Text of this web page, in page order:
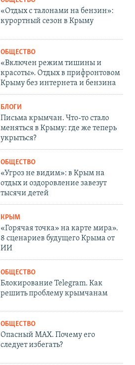
«Отдых с талонами на бензин»:
курортный сезон в Крыму
ОБЩЕСТВО
«Включен режим тишины и
красоты». Отдых в прифронтовом
Крыму без интернета и бензина
БЛОГИ
Письма крымчан. Что-то стало
меняться в Крыму: где же теперь
укрыться?
ОБЩЕСТВО
«Угроз не видим»: в Крым на
отдых и оздоровление завезут
тысячи детей
КРЫМ
«Горячая точка» на карте мира».
8 сценариев будущего Крыма от
ИИ
ОБЩЕСТВО
Блокирование Telegram. Как
решить проблему крымчанам
ОБЩЕСТВО
Опасный MAX. Почему его
следует избегать?